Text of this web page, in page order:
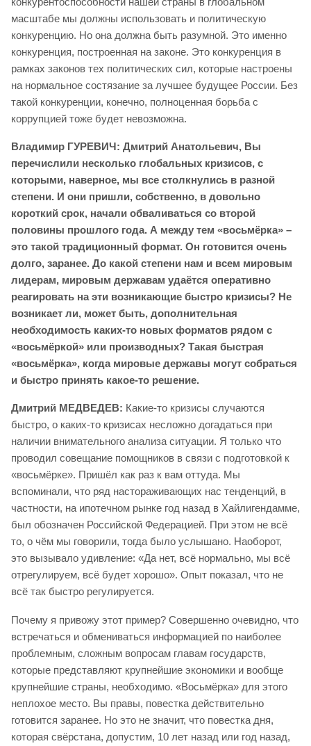
масштабе мы должны использовать и политическую
конкуренцию. Но она должна быть разумной. Это именно
конкуренция, построенная на законе. Это конкуренция в
рамках законов тех политических сил, которые настроены
на нормальное состязание за лучшее будущее России. Без
такой конкуренции, конечно, полноценная борьба с
коррупцией тоже будет невозможна.
Владимир ГУРЕВИЧ: Дмитрий Анатольевич, Вы
перечислили несколько глобальных кризисов, с
которыми, наверное, мы все столкнулись в разной
степени. И они пришли, собственно, в довольно
короткий срок, начали обваливаться со второй
половины прошлого года. А между тем «восьмёрка» –
это такой традиционный формат. Он готовится очень
долго, заранее. До какой степени нам и всем мировым
лидерам, мировым державам удаётся оперативно
реагировать на эти возникающие быстро кризисы? Не
возникает ли, может быть, дополнительная
необходимость каких-то новых форматов рядом с
«восьмёркой» или производных? Такая быстрая
«восьмёрка», когда мировые державы могут собраться
и быстро принять какое-то решение.
Дмитрий МЕДВЕДЕВ: Какие-то кризисы случаются
быстро, о каких-то кризисах несложно догадаться при
наличии внимательного анализа ситуации. Я только что
проводил совещание помощников в связи с подготовкой к
«восьмёрке». Пришёл как раз к вам оттуда. Мы
вспоминали, что ряд настораживающих нас тенденций, в
частности, на ипотечном рынке год назад в Хайлигендамме,
был обозначен Российской Федерацией. При этом не всё
то, о чём мы говорили, тогда было услышано. Наоборот,
это вызывало удивление: «Да нет, всё нормально, мы всё
отрегулируем, всё будет хорошо». Опыт показал, что не
всё так быстро регулируется.
Почему я привожу этот пример? Совершенно очевидно, что
встречаться и обмениваться информацией по наиболее
проблемным, сложным вопросам главам государств,
которые представляют крупнейшие экономики и вообще
крупнейшие страны, необходимо. «Восьмёрка» для этого
неплохое место. Вы правы, повестка действительно
готовится заранее. Но это не значит, что повестка дня,
которая свёрстана, допустим, 10 лет назад или год назад,